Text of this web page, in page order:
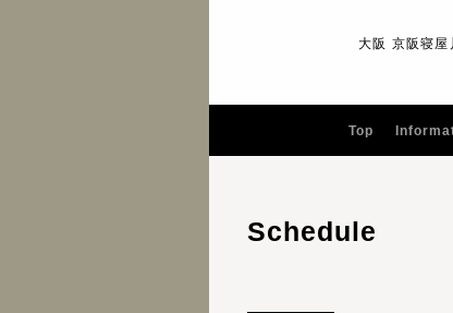
大阪 京阪寝屋
Top
Schedule